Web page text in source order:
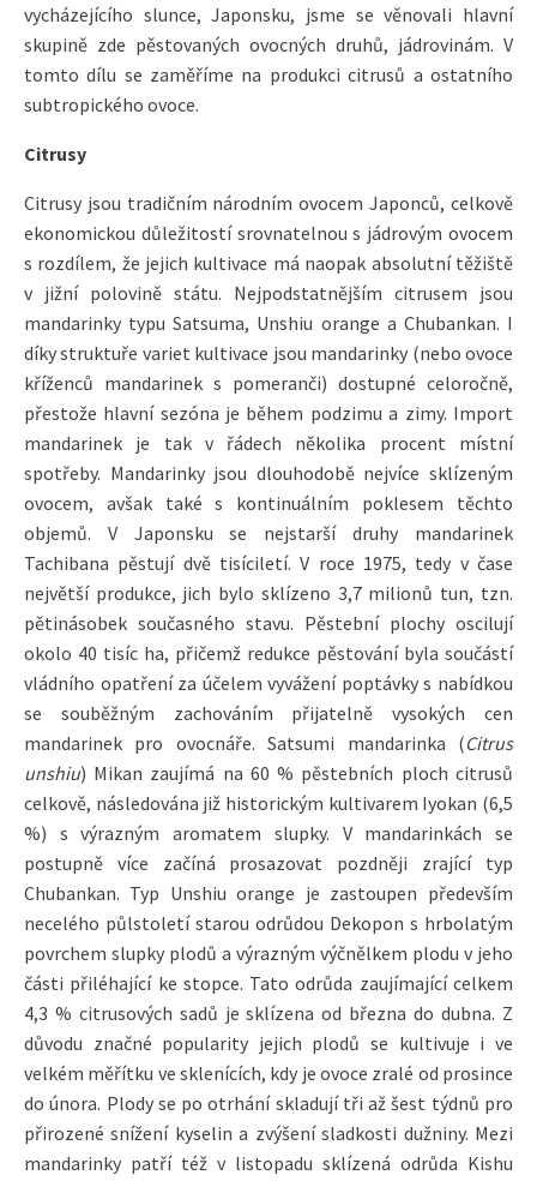
vycházejícího slunce, Japonsku, jsme se věnovali hlavní
skupině zde pěstovaných ovocných druhů, jádrovinám. V
tomto dílu se zaměříme na produkci citrusů a ostatního
subtropického ovoce.
Citrusy
Citrusy jsou tradičním národním ovocem Japonců, celkově
ekonomickou důležitostí srovnatelnou s jádrovým ovocem
s rozdílem, že jejich kultivace má naopak absolutní těžiště
v jižní polovině státu. Nejpodstatnějším citrusem jsou
mandarinky typu Satsuma, Unshiu orange a Chubankan. I
díky struktuře variet kultivace jsou mandarinky (nebo ovoce
kříženců mandarinek s pomeranči) dostupné celoročně,
přestože hlavní sezóna je během podzimu a zimy. Import
mandarinek je tak v řádech několika procent místní
spotřeby. Mandarinky jsou dlouhodobě nejvíce sklízeným
ovocem, avšak také s kontinuálním poklesem těchto
objemů. V Japonsku se nejstarší druhy mandarinek
Tachibana pěstují dvě tisíciletí. V roce 1975, tedy v čase
největší produkce, jich bylo sklízeno 3,7 milionů tun, tzn.
pětinásobek současného stavu. Pěstební plochy oscilují
okolo 40 tisíc ha, přičemž redukce pěstování byla součástí
vládního opatření za účelem vyvážení poptávky s nabídkou
se souběžným zachováním přijatelně vysokých cen
mandarinek pro ovocnáře. Satsumi mandarinka (Citrus
unshiu) Mikan zaujímá na 60 % pěstebních ploch citrusů
celkově, následována již historickým kultivarem Iyokan (6,5
%) s výrazným aromatem slupky. V mandarinkách se
postupně více začíná prosazovat pozdněji zrající typ
Chubankan. Typ Unshiu orange je zastoupen především
necelého půlstoletí starou odrůdou Dekopon s hrbolatým
povrchem slupky plodů a výrazným výčnělkem plodu v jeho
části přiléhající ke stopce. Tato odrůda zaujímající celkem
4,3 % citrusových sadů je sklízena od března do dubna. Z
důvodu značné popularity jejich plodů se kultivuje i ve
velkém měřítku ve sklenících, kdy je ovoce zralé od prosince
do února. Plody se po otrhání skladují tři až šest týdnů pro
přirozené snížení kyselin a zvýšení sladkosti dužniny. Mezi
mandarinky patří též v listopadu sklízená odrůda Kishu